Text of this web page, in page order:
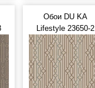
Обои DU KA
Lifestyle 23650-2